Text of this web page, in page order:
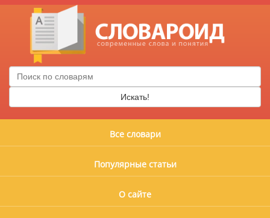
Искать!
Все словари
Популярные статьи
О сайте